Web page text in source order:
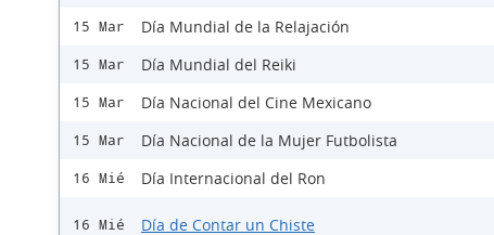
15 Mar Día Mundial de la Relajación
15 Mar Día Mundial del Reiki
15 Mar Día Nacional del Cine Mexicano
15 Mar Día Nacional de la Mujer Futbolista
16 Mié Día Internacional del Ron
16 Mié Día de Contar un Chiste